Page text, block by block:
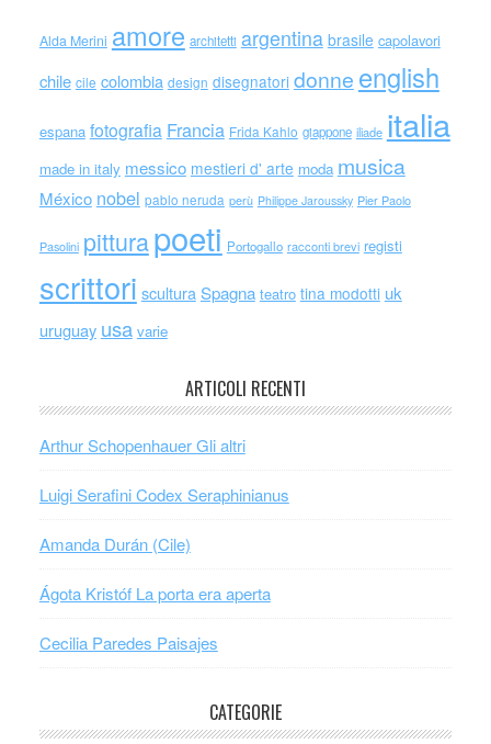
Alda Merini amore architetti argentina brasile capolavori
chile cile colombia design disegnatori donne english
espana fotografia Francia Frida Kahlo giappone iliade italia
made in italy messico mestieri d' arte moda musica
México nobel pablo neruda perù Philippe Jaroussky Pier Paolo
Pasolini pitturapoeti Portogallo racconti brevi registi
scrittori scultura Spagna teatro tina modotti uk
uruguay usa varie
ARTICOLI RECENTI
Arthur Schopenhauer Gli altri
Luigi Serafini Codex Seraphinianus
Amanda Durán (Cile)
Ágota Kristóf La porta era aperta
Cecilia Paredes Paisajes
CATEGORIE